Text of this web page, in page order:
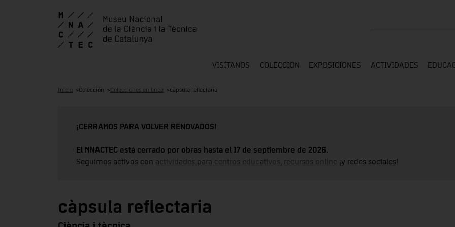
VISÍTANOS COLECCIÓN EXPOSICIONES ACTIVIDADES
Inicio Colección Colecciones en línea càpsula reflectaria
¡CERRAMOS PARA VOLVER RENOVADOS!
El MNACTEC está cerrado por obras hasta el 17 de septiembre de 2026.
Seguimos activos con actividades para centros educativos recursos online ¡y redes sociales!
càpsula reflectaria